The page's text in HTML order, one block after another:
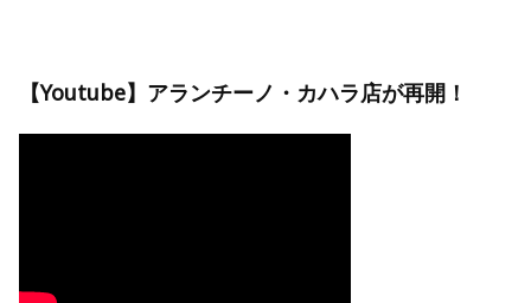
【Youtube】アランチーノ・カハラ店が再開！